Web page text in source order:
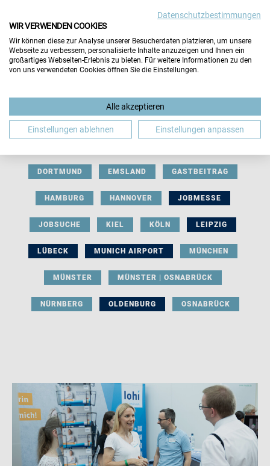
BERUFLICHE ORIENTIERUNG BEWERBUNG
DORTMUND EMSLAND GASTBEITRAG
HAMBURG HANNOVER JOBMESSE
JOBSUCHE KIEL KÖLN LEIPZIG
LÜBECK MUNICH AIRPORT MÜNCHEN
MÜNSTER MÜNSTER | OSNABRÜCK
NÜRNBERG OLDENBURG OSNABRÜCK
Datenschutzbestimmungen
WIR VERWENDEN COOKIES
Wir können diese zur Analyse unserer Besucherdaten platzieren, um unsere
Webseite zu verbessern, personalisierte Inhalte anzuzeigen und Ihnen ein
großartiges Webseiten-Erlebnis zu bieten. Für weitere Informationen zu den
von uns verwendeten Cookies öffnen Sie die Einstellungen.
Alle akzeptieren
Einstellungen ablehnen Einstellungen anpassen